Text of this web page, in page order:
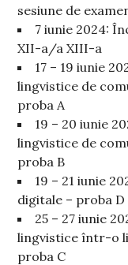
sesiune de
7 iunie 2024:
XII-a/a XIII-a
17 – 19 iunie
lingvistice de
proba A
19 – 20 iunie
lingvistice de
proba B
19 – 21 iunie
digitale – proba D
25 – 27 iunie
lingvistice într-o
proba C